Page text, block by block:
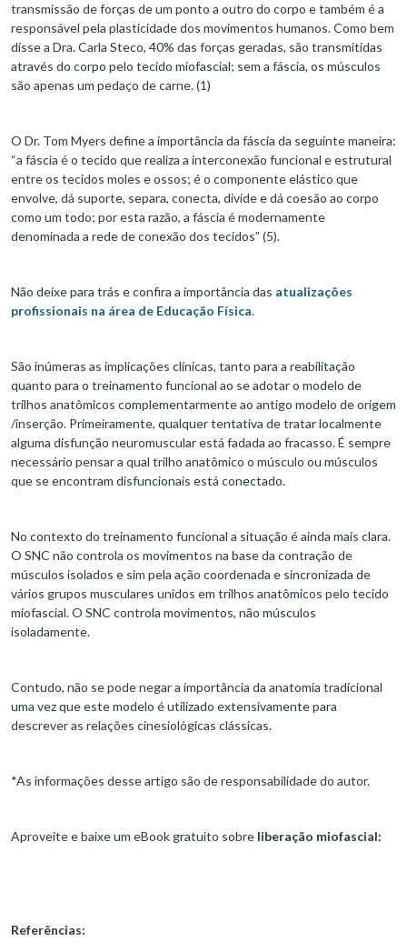
transmissão de forças de um ponto a outro do corpo e também é a
responsável pela plasticidade dos movimentos humanos. Como bem
disse a Dra. Carla Steco, 40% das forças geradas, são transmitidas
através do corpo pelo tecido miofascial; sem a fáscia, os músculos
são apenas um pedaço de carne. (1)
O Dr. Tom Myers define a importância da fáscia da seguinte maneira:
“a fáscia é o tecido que realiza a interconexão funcional e estrutural
entre os tecidos moles e ossos; é o componente elástico que
envolve, dá suporte, separa, conecta, divide e dá coesão ao corpo
como um todo; por esta razão, a fáscia é modernamente
denominada a rede de conexão dos tecidos” (5).
Não deixe para trás e confira a importância das atualizações
profissionais na área de Educação Física.
São inúmeras as implicações clínicas, tanto para a reabilitação
quanto para o treinamento funcional ao se adotar o modelo de
trilhos anatômicos complementarmente ao antigo modelo de origem
/inserção. Primeiramente, qualquer tentativa de tratar localmente
alguma disfunção neuromuscular está fadada ao fracasso. É sempre
necessário pensar a qual trilho anatômico o músculo ou músculos
que se encontram disfuncionais está conectado.
No contexto do treinamento funcional a situação é ainda mais clara.
O SNC não controla os movimentos na base da contração de
músculos isolados e sim pela ação coordenada e sincronizada de
vários grupos musculares unidos em trilhos anatômicos pelo tecido
miofascial. O SNC controla movimentos, não músculos
isoladamente.
Contudo, não se pode negar a importância da anatomia tradicional
uma vez que este modelo é utilizado extensivamente para
descrever as relações cinesiológicas clássicas.
*As informações desse artigo são de responsabilidade do autor.
Aproveite e baixe um eBook gratuito sobre liberação miofascial:
Referências: